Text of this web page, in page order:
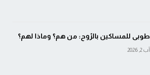
طوبى للمساكين بالرّوح: من هم؟ وماذا لهم؟
آب 2, 2026